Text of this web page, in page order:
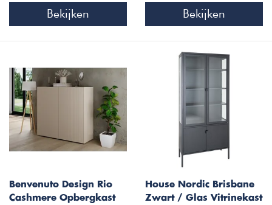
Bekijken Bekijken
Benvenuto Design Rio
Cashmere Opbergkast
House Nordic Brisbane
Zwart / Glas Vitrinekast